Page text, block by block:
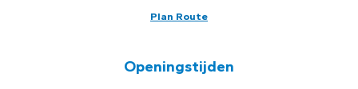
Plan Route
Openingstijden